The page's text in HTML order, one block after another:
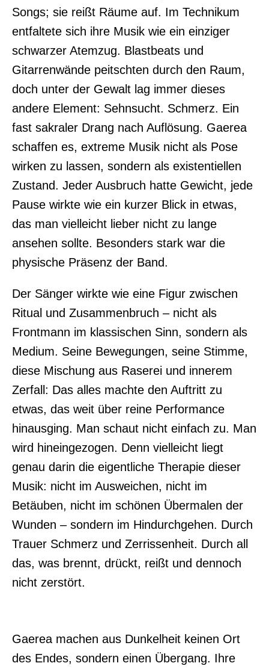
Songs; sie reißt Räume auf. Im Technikum
entfaltete sich ihre Musik wie ein einziger
schwarzer Atemzug. Blastbeats und
Gitarrenwände peitschten durch den Raum,
doch unter der Gewalt lag immer dieses
andere Element: Sehnsucht. Schmerz. Ein
fast sakraler Drang nach Auflösung. Gaerea
schaffen es, extreme Musik nicht als Pose
wirken zu lassen, sondern als existentiellen
Zustand. Jeder Ausbruch hatte Gewicht, jede
Pause wirkte wie ein kurzer Blick in etwas,
das man vielleicht lieber nicht zu lange
ansehen sollte. Besonders stark war die
physische Präsenz der Band.
Der Sänger wirkte wie eine Figur zwischen
Ritual und Zusammenbruch – nicht als
Frontmann im klassischen Sinn, sondern als
Medium. Seine Bewegungen, seine Stimme,
diese Mischung aus Raserei und innerem
Zerfall: Das alles machte den Auftritt zu
etwas, das weit über reine Performance
hinausging. Man schaut nicht einfach zu. Man
wird hineingezogen. Denn vielleicht liegt
genau darin die eigentliche Therapie dieser
Musik: nicht im Ausweichen, nicht im
Betäuben, nicht im schönen Übermalen der
Wunden – sondern im Hindurchgehen. Durch
Trauer Schmerz und Zerrissenheit. Durch all
das, was brennt, drückt, reißt und dennoch
nicht zerstört.
Gaerea machen aus Dunkelheit keinen Ort
des Endes, sondern einen Übergang. Ihre